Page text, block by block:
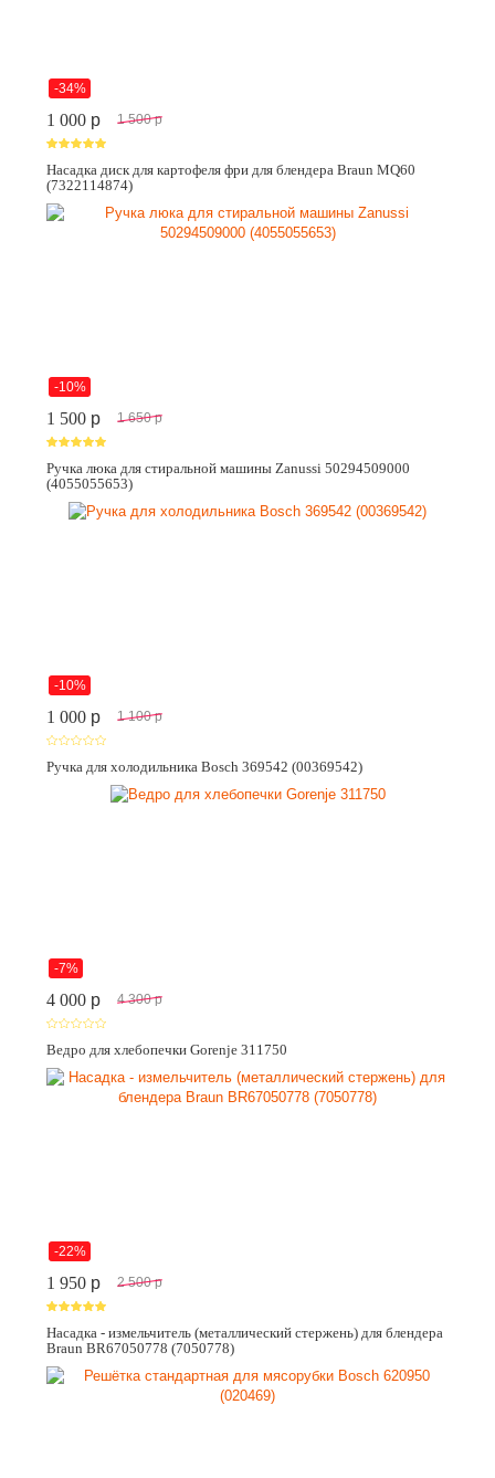
-34%
1 000 p 1 500 p
Насадка диск для картофеля фри для блендера Braun MQ60
(7322114874)
-10%
1 500 p 1 650 p
Ручка люка для стиральной машины Zanussi 50294509000
(4055055653)
-10%
1 000 p 1 100 p
Ручка для холодильника Bosch 369542 (00369542)
-7%
4 000 p 4 300 p
Ведро для хлебопечки Gorenje 311750
-22%
1 950 p 2 500 p
Насадка - измельчитель (металлический стержень) для блендера
Braun BR67050778 (7050778)